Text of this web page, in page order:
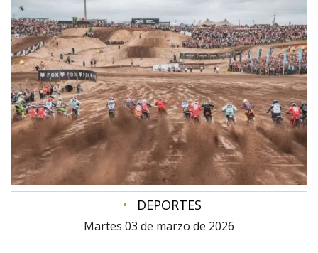
• DEPORTES
martes 03 de marzo de 2026